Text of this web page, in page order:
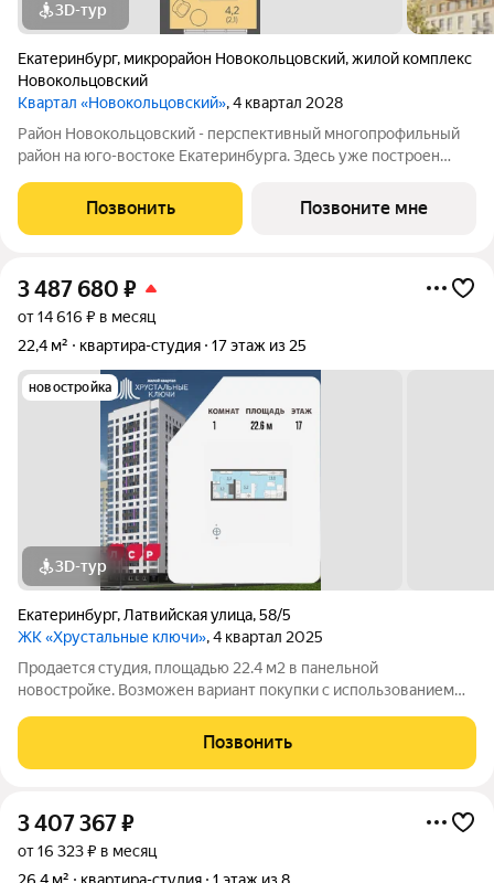
3D-тур
Екатеринбург, микрорайон Новокольцовский,жилой комплекс
Новокольцовский
Квартал «Новокольцовский», 4 квартал 2028
Район Новокольцовский - перспективный многопрофильный
район на юго-востоке Екатеринбурга. Здесь уже построен
международного уровня: Дворец водных видов спорта,
общественный и медицинский центры,
Позвонить Позвоните мне
3 487 680 ₽
от 14 616 ₽ в месяц
22,4 м²
квартира-студия 17 этаж из 25
новостройка
3D-тур
Екатеринбург, Латвийская улица,58/5
ЖК «Хрустальные ключи», 4 квартал 2025
Продается студия, площадью 22.4 м2 в панельной
новостройке. Возможен вариант покупки с использованием
отделка под ключ. Квартира располагается на 17 этаже 25-
этажного дома в ЖК Хрустальные
Позвонить
3 407 367₽
от 16 323 ₽ в месяц